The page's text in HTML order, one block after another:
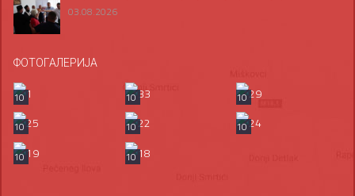
03.08.2026
ФОТОГАЛЕРИЈА
10 10
10
10
10
10
10
10